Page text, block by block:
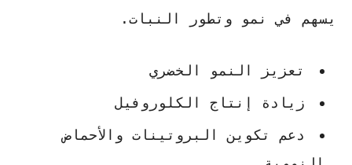
يسهم في نمو وتطور النبات.
تعزيز النمو الخضري
زيادة إنتاج الكلوروفيل
دعم تكوين البروتينات والأحماض